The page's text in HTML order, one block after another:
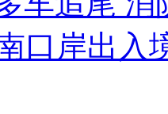
口岸出入